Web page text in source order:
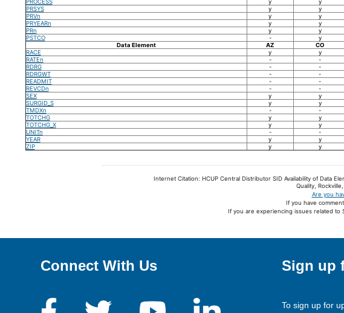
PRSYS
y y
PRVn
y y
PRYEARn
y y
PRn
y y
PSTCO
- y
Data Element
AZ CO
RACE
y y
RATEn
- -
RDRG
- -
RDRGWT
- -
READMIT
- -
REVCDn
- -
SEX
y y
SURGID_S
y y
TMDXn
- -
TOTCHG
y y
TOTCHG_X
y y
UNITn
- -
YEAR
y y
ZIP
y y
Internet Citation: HCUP Central Distributor SID Availability of Data
Quality,
Are you
If you have
If you are experiencing issues related to
Connect With Us Sign up
To sign up for